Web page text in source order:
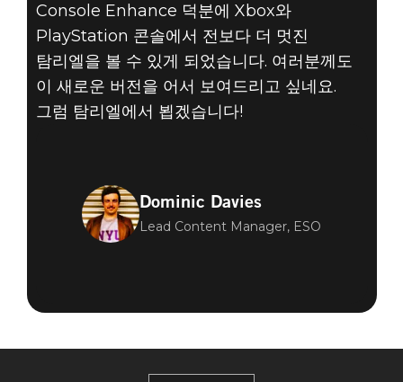
Console Enhance 덕분에 Xbox와
PlayStation 콘솔에서 전보다 더 멋진
탐리엘을 볼 수 있게 되었습니다. 여러분께도
이 새로운 버전을 어서 보여드리고 싶네요.
그럼 탐리엘에서 뵙겠습니다!
Dominic Davies
Lead Content Manager, ESO